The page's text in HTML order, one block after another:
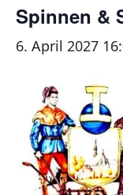
Spinnen &
6. April 2027